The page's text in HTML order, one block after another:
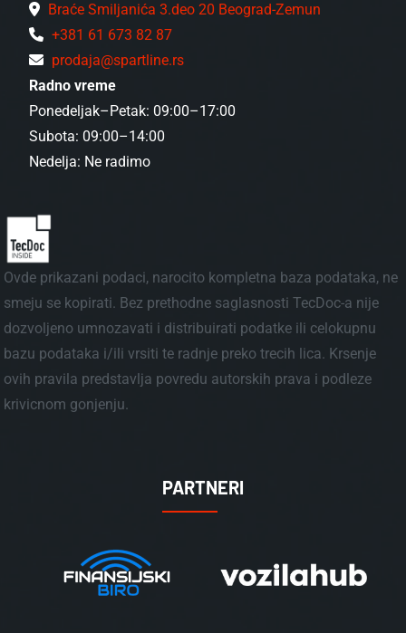
Braće Smiljanića 3.deo 20 Beograd-Zemun
+381 61 673 82 87
prodaja@spartline.rs
Radno vreme
Ponedeljak–Petak: 09:00–17:00
Subota: 09:00–14:00
Nedelja: Ne radimo
Ovde prikazani podaci, narocito kompletna baza podataka, ne
smeju se kopirati. Bez prethodne saglasnosti TecDoc-a nije
dozvoljeno umnozavati i distribuirati podatke ili celokupnu
bazu podataka i/ili vrsiti te radnje preko trecih lica. Krsenje
ovih pravila predstavlja povredu autorskih prava i podleze
krivicnom gonjenju.
PARTNERI